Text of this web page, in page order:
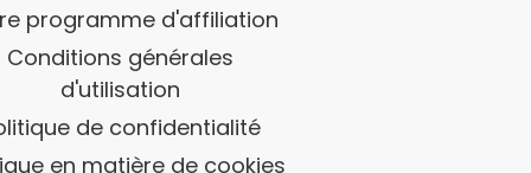
programme d'affiliation
Conditions générales
d'utilisation
de confidentialité
en matière de cookies